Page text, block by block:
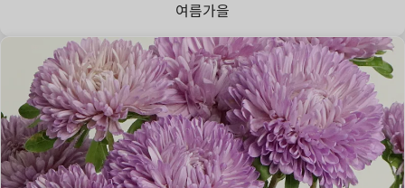
여름가을